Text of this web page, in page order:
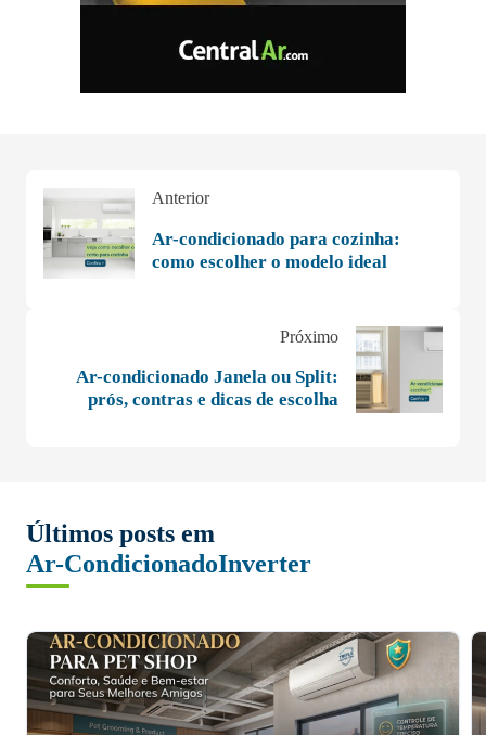
Anterior
Ar-condicionado para cozinha:
como escolher o modelo ideal
Próximo
Ar-condicionado Janela ou Split:
prós, contras e dicas de escolha
Últimos posts em
Ar-CondicionadoInverter